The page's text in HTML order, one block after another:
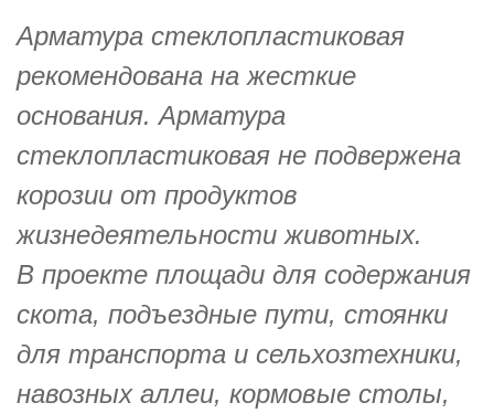
Арматура стеклопластиковая
рекомендована на жесткие
основания. Арматура
стеклопластиковая не подвержена
корозии от продуктов
жизнедеятельности животных.
В проекте площади для содержания
скота, подъездные пути, стоянки
для транспорта и сельхозтехники,
навозных аллеи, кормовые столы,